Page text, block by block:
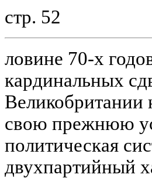
стр. 52
ловине 70-х
кардинальных
Великобритании
свою прежнюю
политическая
двухпартийный